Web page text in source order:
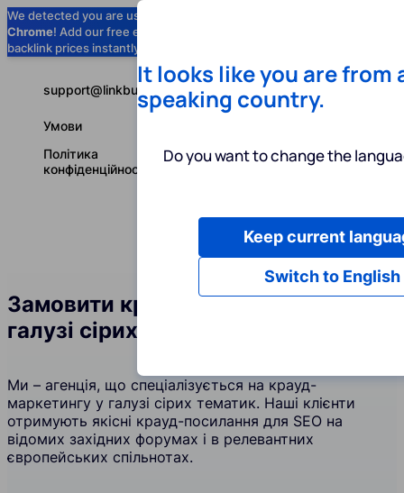
We detected you are using
Chrome! Add our free extension to check
backlink prices instantly as you browse.
Послуги
Українська
support@linkbuilder.com
Умови
Політика
конфіденційності
Замовити крауд-посилання у
галузі сірих тематик
Ми – агенція, що спеціалізується на крауд-
маркетингу у галузі сірих тематик. Наші клієнти
отримують якісні крауд-посилання для SEO на
відомих західних форумах і в релевантних
європейських спільнотах.
It looks like you are from
speaking country.
Do you want to change the
Switch to English
Keep current